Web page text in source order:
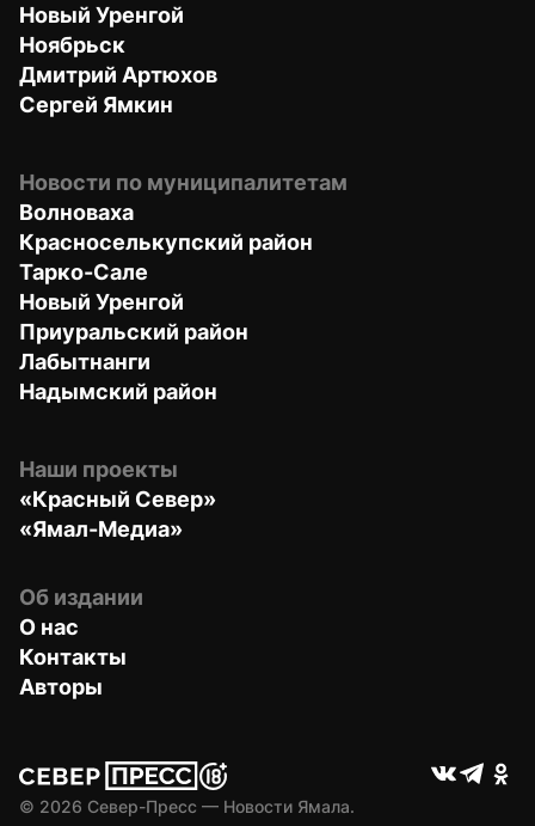
Новый Уренгой
Ноябрьск
Дмитрий Артюхов
Сергей Ямкин
Новости по муниципалитетам
Волноваха
Красноселькупский район
Тарко-Сале
Новый Уренгой
Приуральский район
Лабытнанги
Надымский район
Наши проекты
«Красный Север»
«Ямал-Медиа»
Об издании
О нас
Контакты
Авторы
© 2026 Север-Пресс — Новости Ямала.